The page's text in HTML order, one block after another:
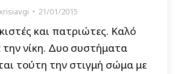
21/01/2015
και πατριώτες. Καλό
την νίκη. Δυο συστήματα
τούτη την στιγμή σώμα με